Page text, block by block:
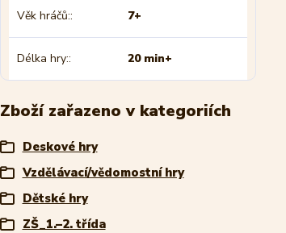
Věk hráčů: 7+
Délka hry: 20 min+
Zboží zařazeno v kategoriích
Deskové hry
Vzdělávací/vědomostní hry
Dětské hry
ZŠ_1.–2. třída